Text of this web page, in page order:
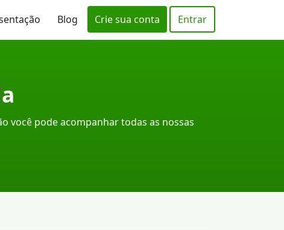
Blog Crie sua conta Entrar
você pode acompanhar todas as nossas